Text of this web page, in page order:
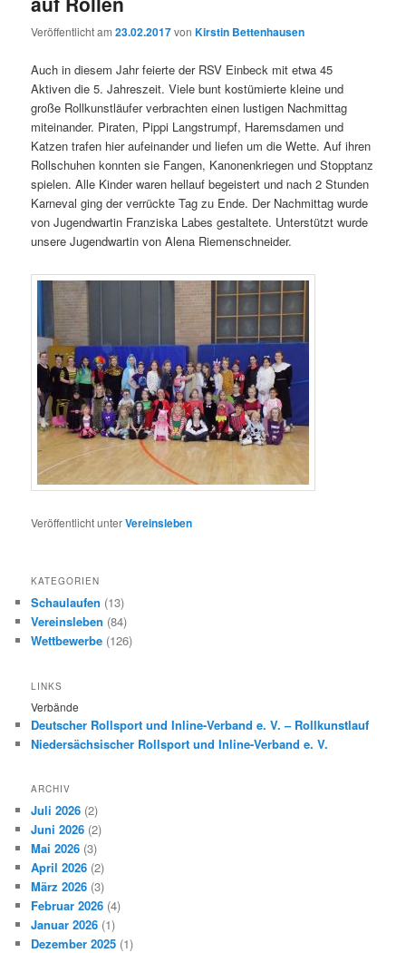
Veröffentlicht am23.02.2017vonKirstin Bettenhausen
Auch in diesem Jahr feierte der RSV Einbeck mit etwa 45
Aktiven die 5. Jahreszeit. Viele bunt kostümierte kleine und
große Rollkunstläufer verbrachten einen lustigen Nachmittag
miteinander. Piraten, Pippi Langstrumpf, Haremsdamen und
Katzen trafen hier aufeinander und liefen um die Wette. Auf ihren
Rollschuhen konnten sie Fangen, Kanonenkriegen und Stopptanz
spielen. Alle Kinder waren hellauf begeistert und nach 2 Stunden
Karneval ging der verrückte Tag zu Ende. Der Nachmittag wurde
von Jugendwartin Franziska Labes gestaltete. Unterstützt wurde
unsere Jugendwartin von Alena Riemenschneider.
Veröffentlicht unterVereinsleben
KATEGORIEN
Schaulaufen (13)
Vereinsleben (84)
Wettbewerbe (126)
LINKS
Verbände
Deutscher Rollsport und Inline-Verband e. V. – Rollkunstlauf
Niedersächsischer Rollsport und Inline-Verband e. V.
ARCHIV
Juli 2026 (2)
Juni 2026 (2)
Mai 2026 (3)
April 2026 (2)
März 2026 (3)
Februar 2026 (4)
Januar 2026 (1)
Dezember 2025 (1)